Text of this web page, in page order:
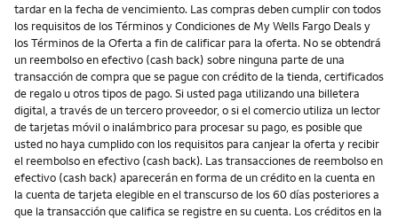
tardar en la fecha de vencimiento. Las compras deben cumplir con todos
los requisitos de los Términos y Condiciones de My Wells Fargo Deals y
los Términos de la Oferta a fin de calificar para la oferta. No se obtendrá
un reembolso en efectivo (cash back) sobre ninguna parte de una
transacción de compra que se pague con crédito de la tienda, certificados
de regalo u otros tipos de pago. Si usted paga utilizando una billetera
digital, a través de un tercero proveedor, o si el comercio utiliza un lector
de tarjetas móvil o inalámbrico para procesar su pago, es posible que
usted no haya cumplido con los requisitos para canjear la oferta y recibir
el reembolso en efectivo (cash back). Las transacciones de reembolso en
efectivo (cash back) aparecerán en forma de un crédito en la cuenta en
la cuenta de tarjeta elegible en el transcurso de los 60 días posteriores a
que la transacción que califica se registre en su cuenta. Los créditos en la